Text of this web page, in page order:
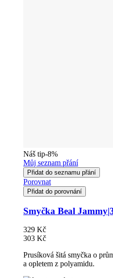
Náš tip-8%
Můj seznam přání
Přidat do seznamu přání
Porovnat
Přidat do porovnání
Smyčka Beal
329 Kč
303 Kč
Prusíková šitá smyčka o
a opletem z polyamidu.